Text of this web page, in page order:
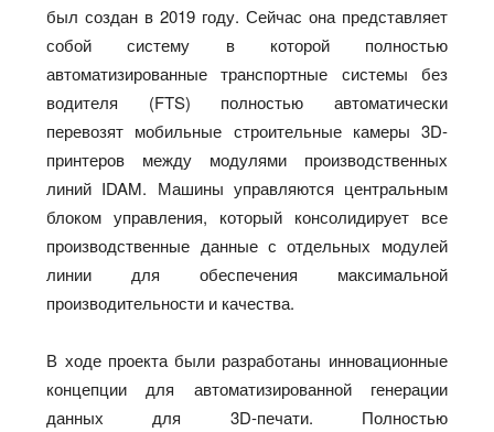
был создан в 2019 году. Сейчас она представляет
собой систему в которой полностью
автоматизированные транспортные системы без
водителя (FTS) полностью автоматически
перевозят мобильные строительные камеры 3D-
принтеров между модулями производственных
линий IDAM. Машины управляются центральным
блоком управления, который консолидирует все
производственные данные с отдельных модулей
линии для обеспечения максимальной
производительности и качества.
В ходе проекта были разработаны инновационные
концепции для автоматизированной генерации
данных для 3D-печати. Полностью